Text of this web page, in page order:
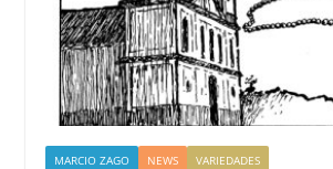
MARCIO ZAGO NEWS VARIEDADES